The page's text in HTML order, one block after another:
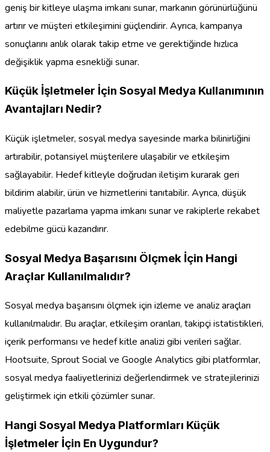
geniş bir kitleye ulaşma imkanı sunar, markanın görünürlüğünü
artırır ve müşteri etkileşimini güçlendirir. Ayrıca, kampanya
sonuçlarını anlık olarak takip etme ve gerektiğinde hızlıca
değişiklik yapma esnekliği sunar.
Küçük İşletmeler İçin Sosyal Medya Kullanımının
Avantajları Nedir?
Küçük işletmeler, sosyal medya sayesinde marka bilinirliğini
artırabilir, potansiyel müşterilere ulaşabilir ve etkileşim
sağlayabilir. Hedef kitleyle doğrudan iletişim kurarak geri
bildirim alabilir, ürün ve hizmetlerini tanıtabilir. Ayrıca, düşük
maliyetle pazarlama yapma imkanı sunar ve rakiplerle rekabet
edebilme gücü kazandırır.
Sosyal Medya Başarısını Ölçmek İçin Hangi
Araçlar Kullanılmalıdır?
Sosyal medya başarısını ölçmek için izleme ve analiz araçları
kullanılmalıdır. Bu araçlar, etkileşim oranları, takipçi istatistikleri,
içerik performansı ve hedef kitle analizi gibi verileri sağlar.
Hootsuite, Sprout Social ve Google Analytics gibi platformlar,
sosyal medya faaliyetlerinizi değerlendirmek ve stratejilerinizi
geliştirmek için etkili çözümler sunar.
Hangi Sosyal Medya Platformları Küçük
İşletmeler İçin En Uygundur?